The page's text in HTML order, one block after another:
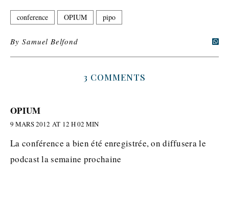
conference OPIUM pipo
BySamuel Belfond
3 COMMENTS
OPIUM
9 MARS 2012 AT 12 H 02 MIN
La conférence a bien été enregistrée, on diffusera le
podcast la semaine prochaine